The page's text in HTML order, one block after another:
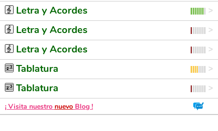
Letra y Acordes
Letra y Acordes
Letra y Acordes
Tablatura
Tablatura
¡ Visita nuestro nuevo Blog !